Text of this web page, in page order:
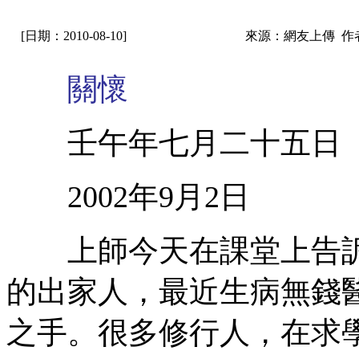
[日期：2010-08-10] 來源：網友上傳 作
關懷
壬午年七月二十五
2002年9月2日
上師今天在課堂上告
的出家人，最近生病無錢
之手。很多修行人，在求